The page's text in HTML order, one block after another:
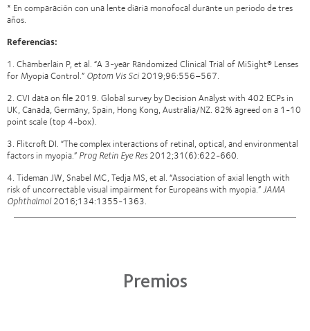
* En comparación con una lente diaria monofocal durante un periodo de tres
años.
Referencias:
1. Chamberlain P, et al. “A 3-year Randomized Clinical Trial of MiSight® Lenses
for Myopia Control.” Optom Vis Sci2019;96:556–567.
2. CVI data on file 2019. Global survey by Decision Analyst with 402 ECPs in
UK, Canada, Germany, Spain, Hong Kong, Australia/NZ. 82% agreed on a 1-10
point scale (top 4-box).
3. Flitcroft DI. “The complex interactions of retinal, optical, and environmental
factors in myopia.” Prog Retin Eye Res2012;31(6):622-660.
4. Tideman JW, Snabel MC, Tedja MS, et al. “Association of axial length with
risk of uncorrectable visual impairment for Europeans with myopia.”JAMA
Ophthalmol2016;134:1355-1363.
Premios